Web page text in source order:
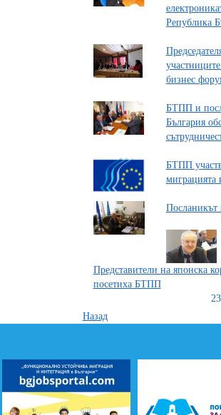
Република
бизнес
БТПП и
България
БТПП
миграцията
Представители на японска
посетиха БТПП
Назад